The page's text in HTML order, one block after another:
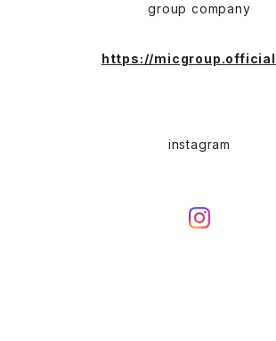
Leather Jacket(レザージャケット)
PENDLETON（ペンドルトン）
Hard Rock CAFE(ハードロックカフェ)
group company
https://
instagram